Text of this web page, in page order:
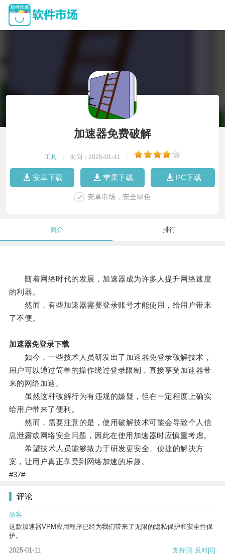
加速器免费破解
工具 时间：2025-01-11
安卓下载 苹果下载 PC下载
安卓市场，安全绿色
简介 排行
随着网络时代的发展，加速器成为许多人提升网络速度
的利器。
然而，有些加速器需要登录账号才能使用，给用户带来
了不便。
加速器免登录下载
如今，一些技术人员研发出了加速器免登录破解技术，
用户可以通过简单的操作绕过登录限制，直接享受加速器带
来的网络加速。
虽然这种破解行为有违规的嫌疑，但在一定程度上确实
给用户带来了便利。
然而，需要注意的是，使用破解技术可能会导致个人信
息泄露或网络安全问题，因此在使用加速器时应慎重考虑。
希望技术人员能够致力于研发更安全、便捷的解决方
案，让用户真正享受到网络加速的乐趣。
#37#
评论
游客
这款加速器VPM应用程序已经为我们带来了无限的隐私保护和安全性保
护。
2025-01-11
支持[0] 反对[0]